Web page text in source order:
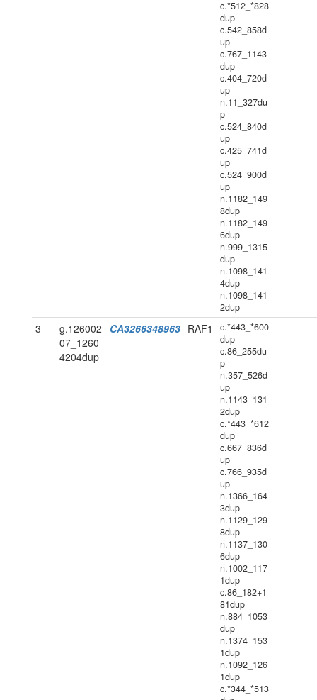
c.*512_*828
dup
c.542_858d
up
c.767_1143
dup
c.404_720d
up
n.11_327du
p
c.524_840d
up
c.425_741d
up
c.524_900d
up
n.1182_149
8dup
n.1182_149
6dup
n.999_1315
dup
n.1098_141
4dup
n.1098_141
2dup
3
g.126002
07_1260
4204dup
CA3266348963 RAF1
c.*443_*600
dup
c.86_255du
p
n.357_526d
up
n.1143_131
2dup
c.*443_*612
dup
c.667_836d
up
c.766_935d
up
n.1366_164
3dup
n.1129_129
8dup
n.1137_130
6dup
n.1002_117
1dup
c.86_182+1
81dup
n.884_1053
dup
n.1374_153
1dup
n.1092_126
1dup
c.*344_*513